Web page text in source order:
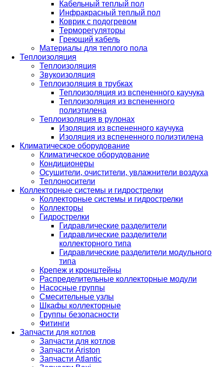
Кабельный теплый пол
Инфракрасный теплый пол
Коврик с подогревом
Терморегуляторы
Греющий кабель
Материалы для теплого пола
Теплоизоляция
Теплоизоляция
Звукоизоляция
Теплоизоляция в трубках
Теплоизоляция из вспененного каучука
Теплоизоляция из вспененного
полиэтилена
Теплоизоляция в рулонах
Изоляция из вспененного каучука
Изоляция из вспененного полиэтилена
Климатическое оборудование
Климатическое оборудование
Кондиционеры
Осушители, очистители, увлажнители воздуха
Теплоносители
Коллекторные системы и гидрострелки
Коллекторные системы и гидрострелки
Коллекторы
Гидрострелки
Гидравлические разделители
Гидравлические разделители
коллекторного типа
Гидравлические разделители модульного
типа
Крепеж и кронштейны
Распределительные коллекторные модули
Насосные группы
Смесительные узлы
Шкафы коллекторные
Группы безопасности
Фитинги
Запчасти для котлов
Запчасти для котлов
Запчасти Ariston
Запчасти Atlantic